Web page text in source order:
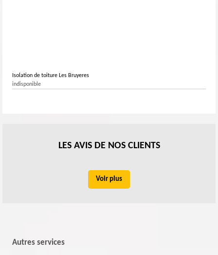
Isolation de toiture Les Bruyeres
indisponible
LES AVIS DE NOS CLIENTS
Voir plus
Autres services